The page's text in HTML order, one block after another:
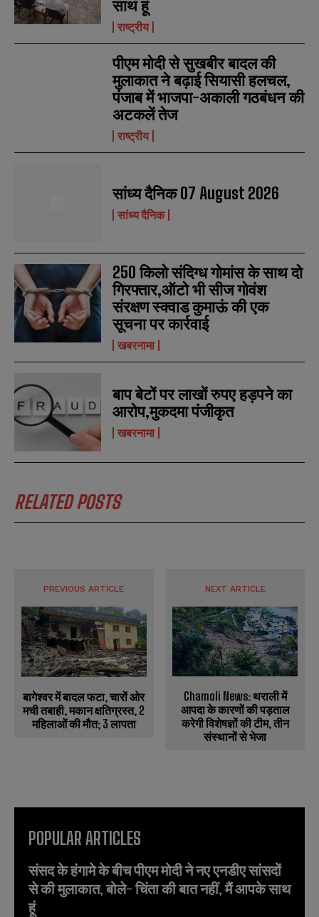
u
m
b
r
SUBMIT
u
m
b
r
SUBMIT
साथ हूं
राष्ट्रीय
पीएम मोदी से सुखबीर बादल की
मुलाकात ने बढ़ाई सियासी हलचल,
पंजाब में भाजपा-अकाली गठबंधन की
अटकलें तेज
राष्ट्रीय
सांध्य दैनिक 07 August 2026
सांध्य दैनिक
250 किलो संदिग्ध गोमांस के साथ दो
गिरफ्तार,ऑटो भी सीज गोवंश
संरक्षण स्क्वाड कुमाऊं की एक
सूचना पर कार्रवाई
खबरनामा
बाप बेटों पर लाखों रुपए हड़पने का
आरोप,मुकदमा पंजीकृत
खबरनामा
RELATED POSTS
PREVIOUS ARTICLE
बागेश्वर में बादल फटा, चारों ओर
मची तबाही, मकान क्षतिग्रस्त, 2
महिलाओं की मौत; 3 लापता
NEXT ARTICLE
Chamoli News: थराली में
आपदा के कारणों की पड़ताल
करेगी विशेषज्ञों की टीम, तीन
संस्थानों से भेजा
POPULAR ARTICLES
संसद के हंगामे के बीच पीएम मोदी ने नए एनडीए सांसदों
से की मुलाकात, बोले- चिंता की बात नहीं, मैं आपके साथ
हूं